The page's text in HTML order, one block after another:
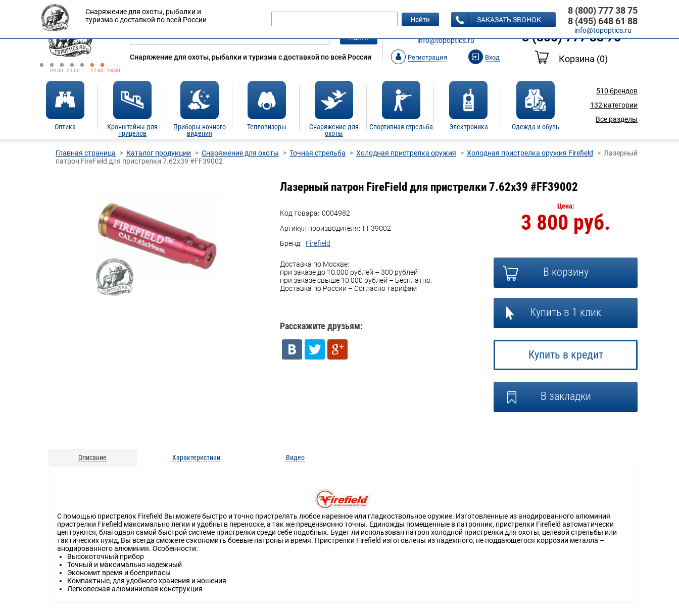
09:00 - 21:00 12:00 - 18:00
Оплата Доставка
Найти
Снаряжение для охоты, рыбалки и туризма с доставкой по всей России
ЗАКАЗАТЬ ЗВОНОК
info@topoptics.ru
Регистрация Вход
8 (495) 648 61 88
8 (800) 777 38 75
Корзина (0)
Оптика
Кронштейны для
прицелов
Приборы ночного
видения
Тепловизоры
Снаряжение для
охоты
Спортивная стрельба Электроника Одежда и обувь
510 брендов
132 категории
Все разделы
Снаряжение для охоты, рыбалки и
туризма с доставкой по всей России
Найти ЗАКАЗАТЬ ЗВОНОК
8 (800) 777 38 75
8 (495) 648 61 88
info@topoptics.ru
Главная страница Каталог продукции Снаряжение для охоты Точная стрельба Холодная пристрелка оружия Холодная пристрелка оружия Firefield
Лазерный
патрон FireField для пристрелки 7.62x39 #FF39002
Лазерный патрон FireField для пристрелки 7.62x39 #FF39002
Код товара: 0004982
Артикул производителя: FF39002
Бренд:
Firefield
Доставка по Москве:
при заказе до 10.000 рублей – 300 рублей
при заказе свыше 10.000 рублей – Бесплатно.
Доставка по России – Согласно тарифам
Расскажите друзьям:
Цена:
3 800 руб.
В корзину
Купить в 1 клик
Купить в кредит
В закладки
Описание Характеристики Видео
С помощью пристрелок Firefield Вы можете быстро и точно пристрелять любое нарезное или гладкоствольное оружие. Изготовленные из анодированного алюминия
пристрелки Firefield максимально легки и удобны в переноске, а так же прецензионно точны. Единожды помещенные в патронник, пристрелки Firefield автоматически
центруются, благодаря самой быстрой системе пристрелки среди себе подобных. Будет ли использован патрон холодной пристрелки для охоты, целевой стрельбы или
тактических нужд, Вы всегда сможете сэкономить боевые патроны и время. Пристрелки Firefield изготовлены из надежного, не поддающегося коррозии металла –
анодированного алюминия. Особенности:
Высокоточный прибор
Точный и максимально надежный
Экономит время и боеприпасы
Компактные, для удобного хранения и ношения
Легковесная алюминиевая конструкция